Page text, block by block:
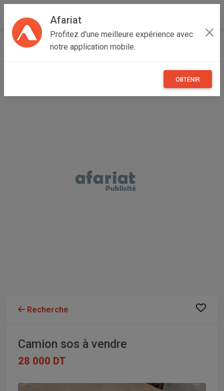
Afariat
Profitez d'une meilleure expérience avec
notre application mobile.
OBTENIR
Accueil Véhicules Grand Centre
Recherche
Camion sos à vendre
28 000 DT